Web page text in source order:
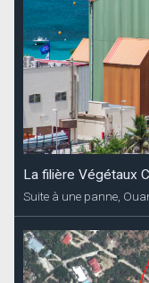
La filière Végétaux
Suite à une panne,